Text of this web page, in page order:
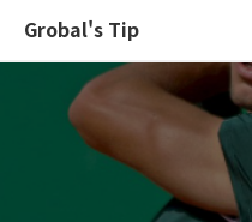
Grobal's Tip